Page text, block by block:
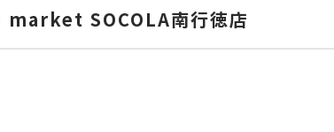
SOCOLA南行徳店